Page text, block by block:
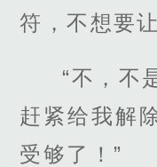
符，不想要
“不，不
赶紧给我解
受够了！”